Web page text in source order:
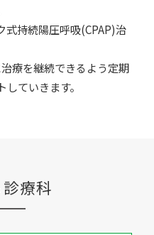
式持続陽圧呼吸(CPAP)治
療を継続できるよう定期
ていきます。
療科